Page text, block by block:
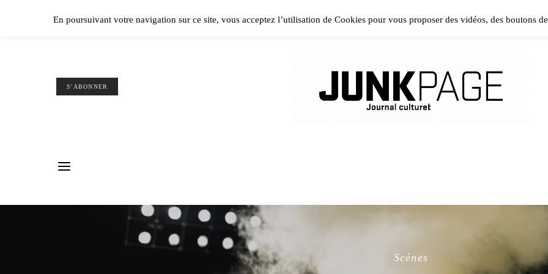
Please install and activate Powerkit plugin from Appearance →
S'ABONNER
Scènes
En poursuivant votre navigation sur ce site, vous acceptez l’utilisation de Cookies pour vous proposer des vidéos, des boutons